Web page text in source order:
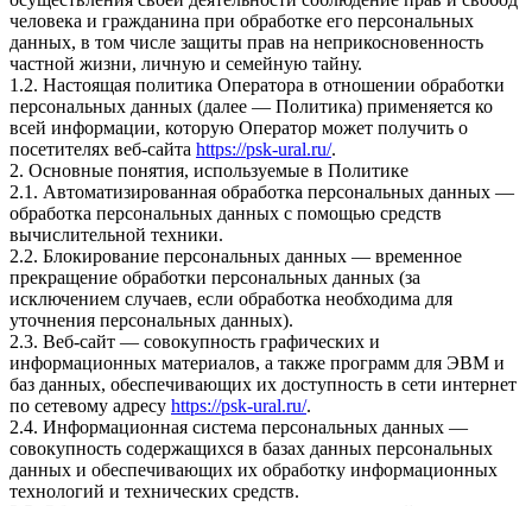
человека и гражданина при обработке его персональных
данных, в том числе защиты прав на неприкосновенность
частной жизни, личную и семейную тайну.
1.2. Настоящая политика Оператора в отношении обработки
персональных данных (далее — Политика) применяется ко
всей информации, которую Оператор может получить о
посетителях веб-сайта https://psk-ural.ru/.
2. Основные понятия, используемые в Политике
2.1. Автоматизированная обработка персональных данных —
обработка персональных данных с помощью средств
вычислительной техники.
2.2. Блокирование персональных данных — временное
прекращение обработки персональных данных (за
исключением случаев, если обработка необходима для
уточнения персональных данных).
2.3. Веб-сайт — совокупность графических и
информационных материалов, а также программ для ЭВМ и
баз данных, обеспечивающих их доступность в сети интернет
по сетевому адресу https://psk-ural.ru/.
2.4. Информационная система персональных данных —
совокупность содержащихся в базах данных персональных
данных и обеспечивающих их обработку информационных
технологий и технических средств.